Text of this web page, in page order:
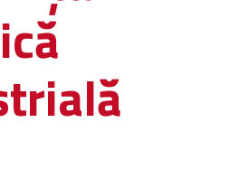
chiese e
Associazioni e
Centri